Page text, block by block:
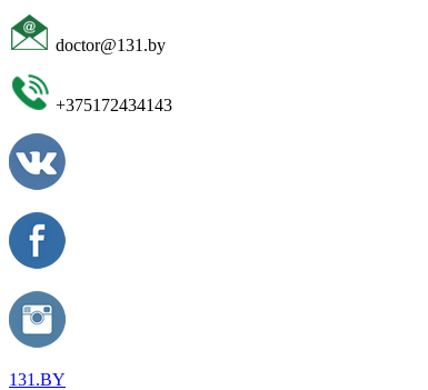
doctor@131.by
+375172434143
131.BY